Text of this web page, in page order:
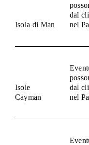
Isola di Man
dal
nel
Isole
Cayman
dal
nel